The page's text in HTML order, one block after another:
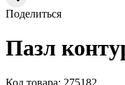
Поделиться
Пазл
Код товара: 275182